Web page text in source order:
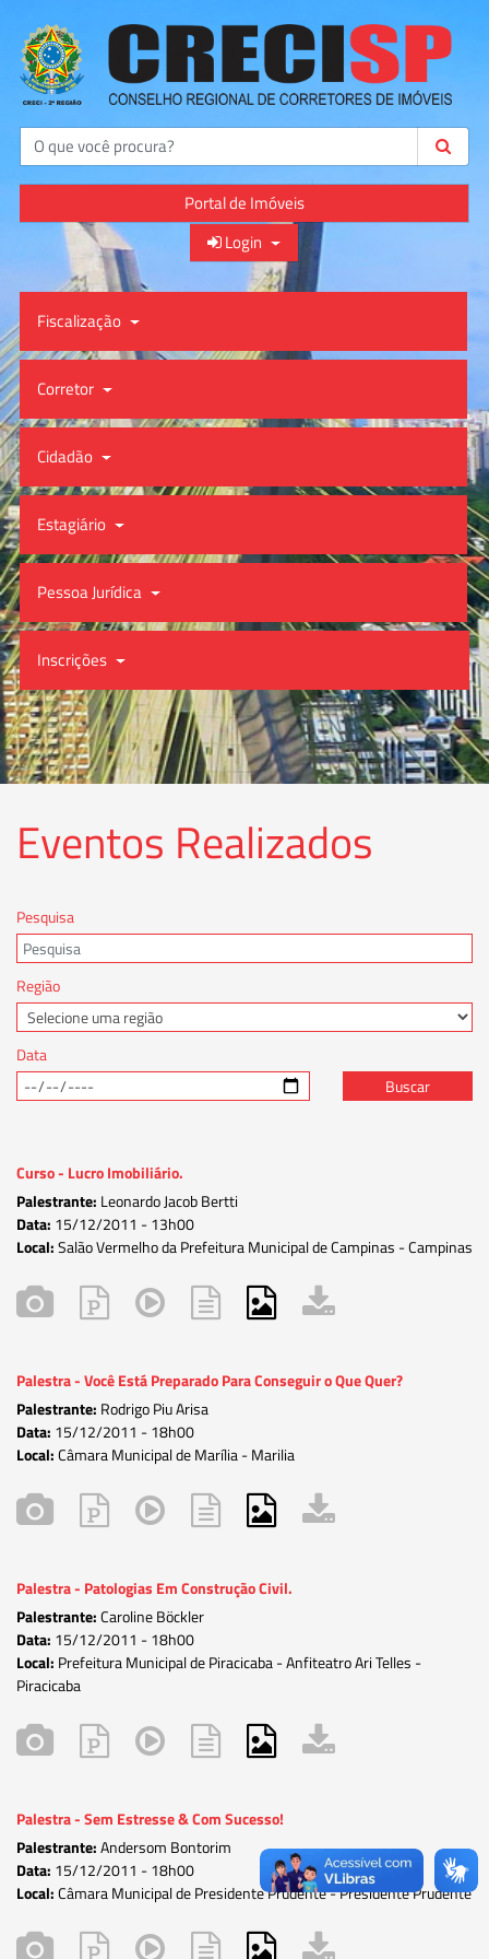
Buscar
Portal de Imóveis
Login
Fiscalização
Corretor
Cidadão
Estagiário
Pessoa Jurídica
Inscrições
Eventos Realizados
Pesquisa
Região
Data
Buscar
Curso - Lucro Imobiliário.
Palestrante: Leonardo Jacob Bertti
Data: 15/12/2011 -13h00
Local:Salão Vermelho da Prefeitura Municipal de Campinas - Campinas
Palestra - Você Está Preparado Para Conseguir o Que Quer?
Palestrante: Rodrigo Piu Arisa
Data: 15/12/2011 -18h00
Local:Câmara Municipal de Marília - Marilia
Palestra - Patologias Em Construção Civil.
Palestrante:Caroline Böckler
Data: 15/12/2011 -18h00
Local: Prefeitura Municipal de Piracicaba - Anfiteatro Ari Telles -
Piracicaba
Palestra - Sem Estresse & Com Sucesso!
Palestrante:Andersom Bontorim
Data: 15/12/2011 -18h00
Local:Câmara Municipal de Presidente Prudente - Presidente Prudente